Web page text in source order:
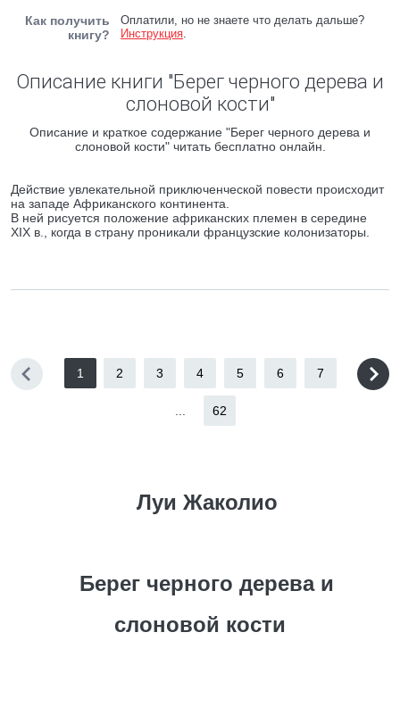
Как получить
книгу?
Оплатили, но не знаете что делать дальше?
Инструкция.
Описание книги "Берег черного дерева и
слоновой кости"
Описание и краткое содержание "Берег черного дерева и
слоновой кости" читать бесплатно онлайн.
Действие увлекательной приключенческой повести происходит
на западе Африканского континента.
В ней рисуется положение африканских племен в середине
XIX в., когда в страну проникали французские колонизаторы.
1 2 3 4 5 6 7
62
Луи Жаколио
Берег черного дерева и
слоновой кости